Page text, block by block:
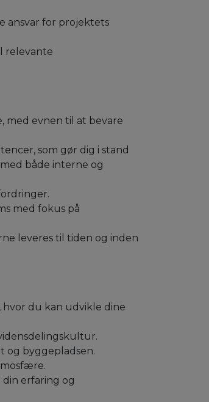
ansvar for projektets
relevante
evnen til at bevare
som gør dig i stand
både interne og
med fokus på
leveres til tiden og inden
, hvor du kan udvikle dine
og byggepladsen.
erfaring og